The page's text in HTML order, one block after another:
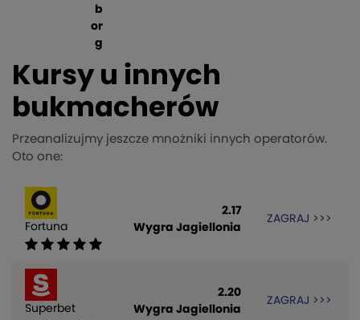
b
or
g
Kursy u innych
bukmacherów
Przeanalizujmy jeszcze mnożniki innych operatorów.
Oto one:
Fortuna
2.17
Wygra Jagiellonia
ZAGRAJ >>>
Superbet
2.20
Wygra Jagiellonia
ZAGRAJ >>>